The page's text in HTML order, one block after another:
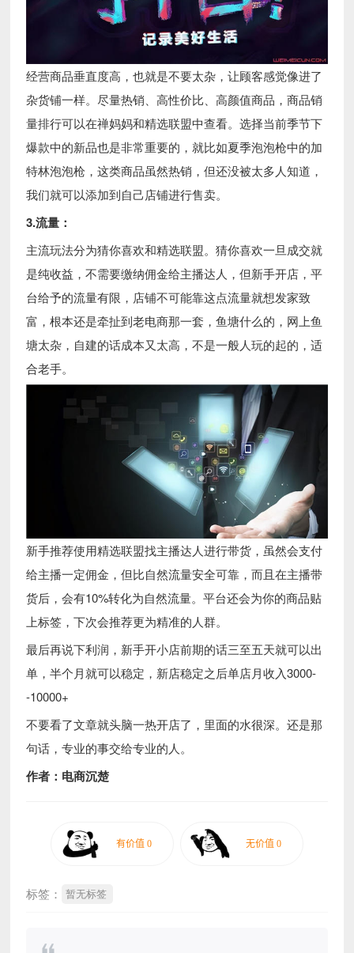
经营商品垂直度高，也就是不要太杂，让顾客感觉像进了
杂货铺一样。尽量热销、高性价比、高颜值商品，商品销
量排行可以在禅妈妈和精选联盟中查看。选择当前季节下
爆款中的新品也是非常重要的，就比如夏季泡泡枪中的加
特林泡泡枪，这类商品虽然热销，但还没被太多人知道，
我们就可以添加到自己店铺进行售卖。
3.流量：
主流玩法分为猜你喜欢和精选联盟。猜你喜欢一旦成交就
是纯收益，不需要缴纳佣金给主播达人，但新手开店，平
台给予的流量有限，店铺不可能靠这点流量就想发家致
富，根本还是牵扯到老电商那一套，鱼塘什么的，网上鱼
塘太杂，自建的话成本又太高，不是一般人玩的起的，适
合老手。
新手推荐使用精选联盟找主播达人进行带货，虽然会支付
给主播一定佣金，但比自然流量安全可靠，而且在主播带
货后，会有10%转化为自然流量。平台还会为你的商品贴
上标签，下次会推荐更为精准的人群。
最后再说下利润，新手开小店前期的话三至五天就可以出
单，半个月就可以稳定，新店稳定之后单店月收入3000-
-10000+
不要看了文章就头脑一热开店了，里面的水很深。还是那
句话，专业的事交给专业的人。
作者：电商沉楚
标签： 暂无标签